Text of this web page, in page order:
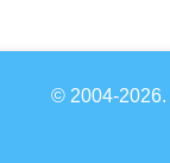
© 2004-2026.